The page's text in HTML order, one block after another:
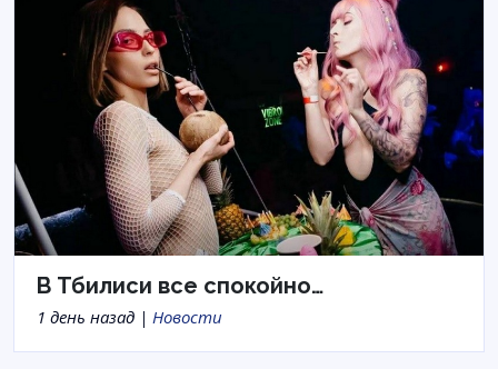
В Тбилиси все спокойно…
1 день назад | Новости